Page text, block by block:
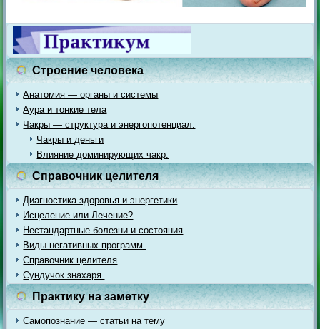
Строение человека
Анатомия — органы и системы
Аура и тонкие тела
Чакры — структура и энергопотенциал.
Чакры и деньги
Влияние доминирующих чакр.
Справочник целителя
Диагностика здоровья и энергетики
Исцеление или Лечение?
Нестандартные болезни и состояния
Виды негативных программ.
Справочник целителя
Сундучок знахаря.
Практику на заметку
Самопознание — статьи на тему